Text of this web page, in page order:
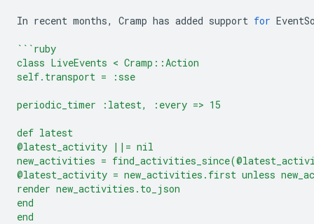
In recent months, Cramp has added support for
```ruby
class LiveEvents < Cramp::Action
self.transport = :sse
periodic_timer :latest, :every => 15
def latest
@latest_activity ||= nil
new_activities =
@latest_activity = new_activities.first unless
render new_activities.to_json
end
end